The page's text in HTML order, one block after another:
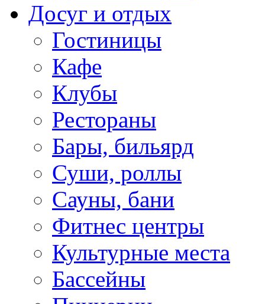
Досуг и отдых
Гостиницы
Кафе
Клубы
Рестораны
Бары, бильярд
Суши, роллы
Сауны, бани
Фитнес центры
Культурные места
Бассейны